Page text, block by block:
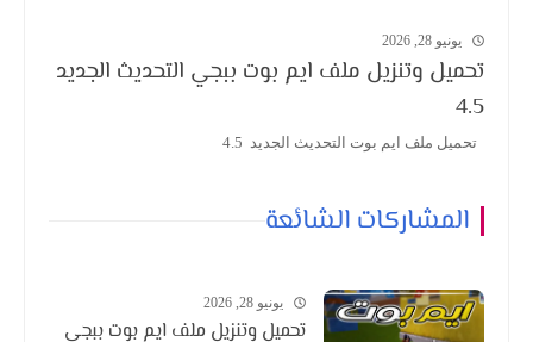
يونيو 28, 2026
تحميل وتنزيل ملف ايم بوت ببجي التحديث الجديد
4.5
تحميل ملف ايم بوت التحديث الجديد 4.5
المشاركات الشائعة
يونيو 28, 2026
تحميل وتنزيل ملف ايم بوت ببجي